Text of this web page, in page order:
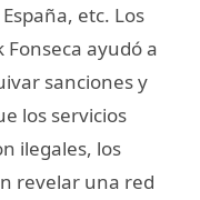
etc. Los
ayudó a
sanciones y
los servicios
ilegales, los
revelar una red